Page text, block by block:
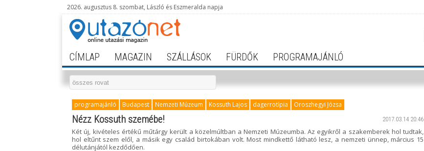
2026. augusztus 8. szombat, László és Eszmeralda napja
CÍMLAP MAGAZIN SZÁLLÁSOK FÜRDŐK PROGRAMAJÁNLÓ
programajánló Budapest Nemzeti Múzeum Kossuth Lajos dagerrotípia Oroszhegyi Józsa
2017.03.14 20:46
Nézz Kossuth szemébe!
Két új, kivételes értékű műtárgy került a közelmúltban a Nemzeti Múzeumba. Az egyikről a szakemberek hol tudtak,
hol eltűnt szem elől, a másik egy család birtokában volt. Most mindkettő látható lesz, a nemzeti ünnep, március 15
délutánjától kezdődően.